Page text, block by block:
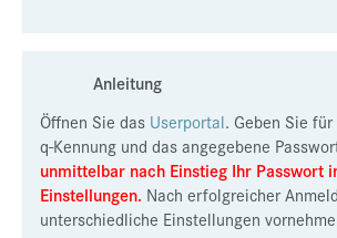
Anleitung
Öffnen Sie das Userportal. Geben Sie
q-Kennung und das angegebene
unmittelbar nach Einstieg Ihr Passwort
Einstellungen. Nach erfolgreicher
unterschiedliche Einstellungen